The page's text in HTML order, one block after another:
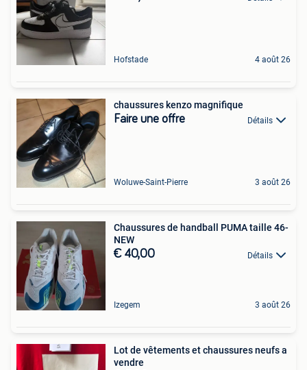
Hofstade 4 août 26
chaussures kenzo magnifique
Faire une offre Détails
Woluwe-Saint-Pierre 3 août 26
Chaussures de handball PUMA taille 46-
NEW
€ 40,00 Détails
Izegem 3 août 26
Lot de vêtements et chaussures neufs a
vendre